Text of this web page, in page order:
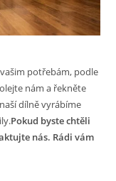
potřebám, podle
nám a řekněte
dílně vyrábíme
Pokud byste chtěli
nás. Rádi vám